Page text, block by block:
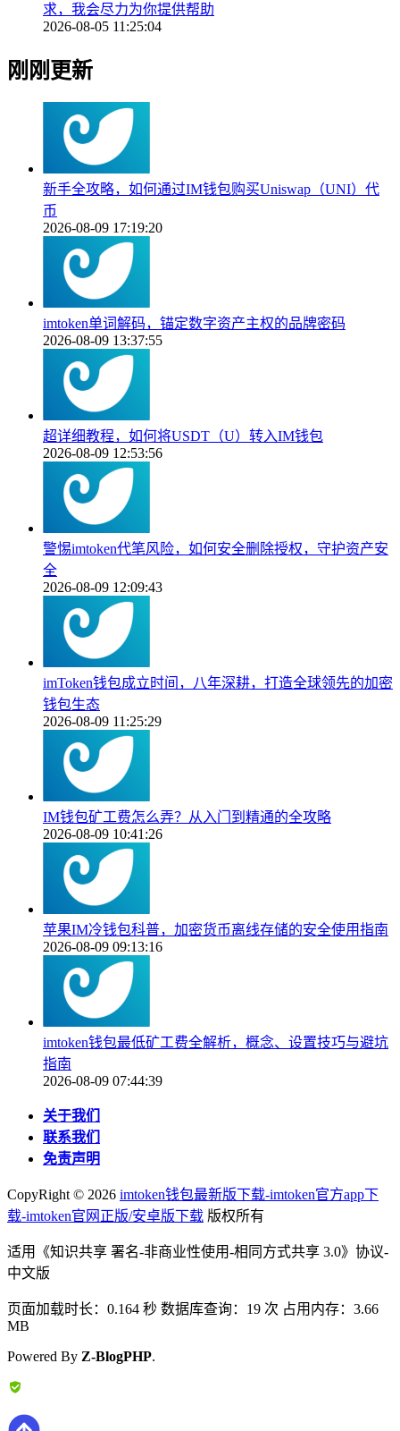
求，我会尽力为你提供帮助
2026-08-05 11:25:04
刚刚更新
新手全攻略，如何通过IM钱包购买Uniswap（UNI）代
币
2026-08-09 17:19:20
imtoken单词解码，锚定数字资产主权的品牌密码
2026-08-09 13:37:55
超详细教程，如何将USDT（U）转入IM钱包
2026-08-09 12:53:56
警惕imtoken代笔风险，如何安全删除授权，守护资产安
全
2026-08-09 12:09:43
imToken钱包成立时间，八年深耕，打造全球领先的加密
钱包生态
2026-08-09 11:25:29
IM钱包矿工费怎么弄？从入门到精通的全攻略
2026-08-09 10:41:26
苹果IM冷钱包科普，加密货币离线存储的安全使用指南
2026-08-09 09:13:16
imtoken钱包最低矿工费全解析，概念、设置技巧与避坑
指南
2026-08-09 07:44:39
关于我们
联系我们
免责声明
CopyRight © 2026 imtoken钱包最新版下载-imtoken官方app下
载-imtoken官网正版/安卓版下载 版权所有
适用《知识共享 署名-非商业性使用-相同方式共享 3.0》协议-
中文版
页面加载时长：0.164 秒 数据库查询：19 次 占用内存：3.66
MB
Powered By Z-BlogPHP.